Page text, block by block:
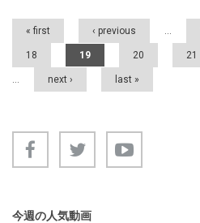
Pages
« first ‹ previous …
18 19 20 21
… next › last »
今週の人気動画